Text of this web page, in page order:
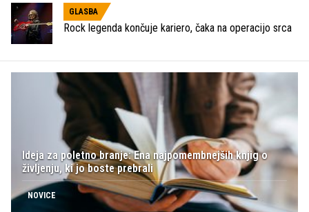
GLASBA
Rock legenda končuje kariero, čaka na operacijo srca
Ideja za poletno branje: Ena najpomembnejših knjig o
življenju, ki jo boste prebrali
NOVICE